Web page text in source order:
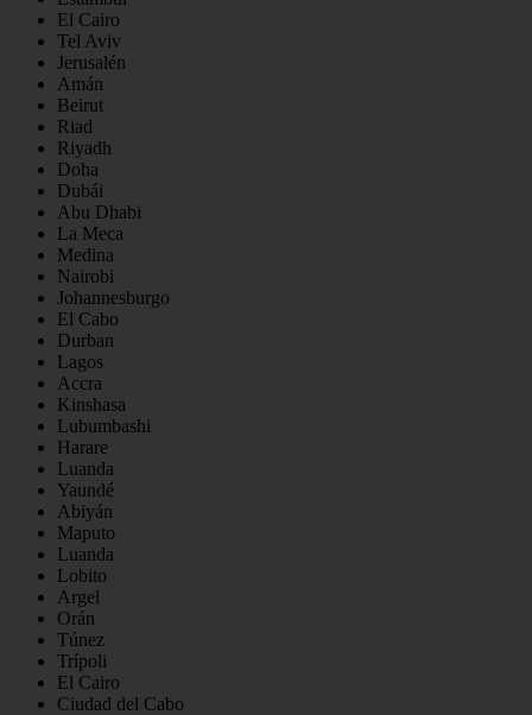
El Cairo
Tel Aviv
Jerusalén
Amán
Beirut
Riad
Riyadh
Doha
Dubái
Abu Dhabi
La Meca
Medina
Nairobi
Johannesburgo
El Cabo
Durban
Lagos
Accra
Kinshasa
Lubumbashi
Harare
Luanda
Yaundé
Abiyán
Maputo
Luanda
Lobito
Argel
Orán
Túnez
Trípoli
El Cairo
Ciudad del Cabo